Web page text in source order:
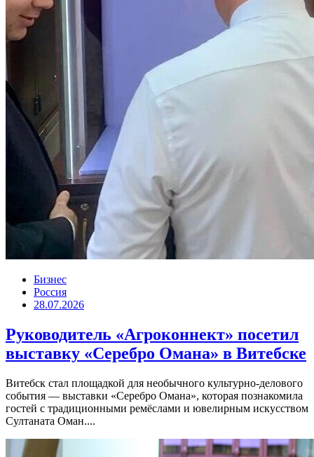
Бизнес
Россия
28.07.2026
Руководитель «Агроконнект» посетил
выставку «Серебро Омана» в Витебске
Витебск стал площадкой для необычного культурно-делового
события — выставки «Серебро Омана», которая познакомила
гостей с традиционными ремёслами и ювелирным искусством
Султаната Оман....